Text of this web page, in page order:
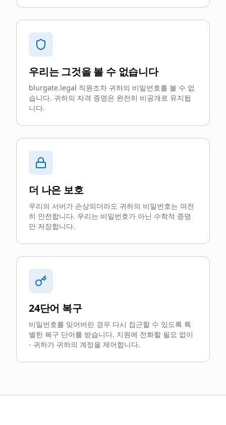
우리는 그것을 볼 수 없습니다
blurgate.legal 직원조차 귀하의 비밀번호를 볼 수 없
습니다. 귀하의 자격 증명은 완전히 비공개로 유지됩
니다.
더 나은 보호
우리의 서버가 손상되더라도 귀하의 비밀번호는 여전
히 안전합니다. 우리는 비밀번호가 아닌 수학적 증명
만 저장합니다.
24단어 복구
비밀번호를 잊어버린 경우 다시 접근할 수 있도록 특
별한 복구 단어를 받습니다. 지원에 전화할 필요 없이
- 귀하가 귀하의 계정을 제어합니다.